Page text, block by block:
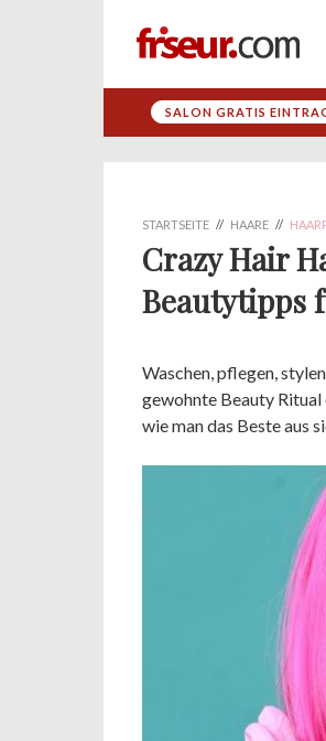
SALON GRATIS
STARTSEITE // HAARE //
Crazy Hair
Beautytipps
Waschen, pflegen,
gewohnte Beauty
wie man das Beste aus